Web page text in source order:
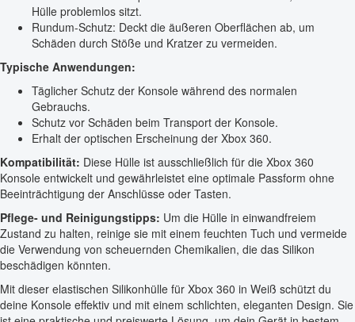
Hülle problemlos sitzt.
Rundum-Schutz: Deckt die äußeren Oberflächen ab, um
Schäden durch Stöße und Kratzer zu vermeiden.
Typische Anwendungen:
Täglicher Schutz der Konsole während des normalen
Gebrauchs.
Schutz vor Schäden beim Transport der Konsole.
Erhalt der optischen Erscheinung der Xbox 360.
Kompatibilität: Diese Hülle ist ausschließlich für die Xbox 360
Konsole entwickelt und gewährleistet eine optimale Passform ohne
Beeinträchtigung der Anschlüsse oder Tasten.
Pflege- und Reinigungstipps: Um die Hülle in einwandfreiem
Zustand zu halten, reinige sie mit einem feuchten Tuch und vermeide
die Verwendung von scheuernden Chemikalien, die das Silikon
beschädigen könnten.
Mit dieser elastischen Silikonhülle für Xbox 360 in Weiß schützt du
deine Konsole effektiv und mit einem schlichten, eleganten Design. Sie